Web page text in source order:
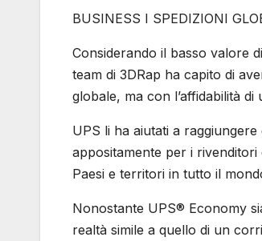
BUSINESS I SPEDIZIONI
Considerando il basso valore
team di 3DRap ha capito di
globale, ma con l’affidabilità
UPS li ha aiutati a
appositamente per i
Paesi e territori in tutto il
Nonostante UPS® Economy
realtà simile a quello di un